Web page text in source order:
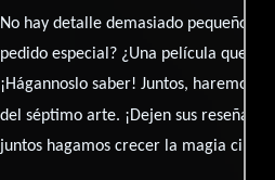
No hay detalle demasiado pequeño ni
pedido especial? ¿Una película que
¡Hágannoslo saber! Juntos, haremos
del séptimo arte. ¡Dejen sus reseña en
juntos hagamos crecer la magia